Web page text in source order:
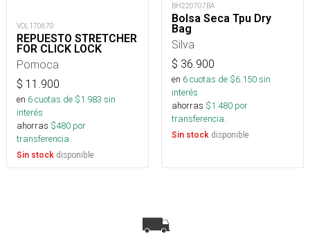
VOL170670
REPUESTO STRETCHER
FOR CLICK LOCK
Pomoca
$ 11.900
en 6cuotas de $1.983 sin
interés
ahorras $480 por
transferencia.
Sin stock disponible
BH220707BA
Bolsa Seca Tpu Dry
Bag
Silva
$ 36.900
en 6cuotas de $6.150sin
interés
ahorras $1.480 por
transferencia.
Sin stock disponible